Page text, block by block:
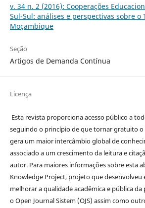
v. 34 n. 2 (2016): Cooperações
Sul-Sul: análises e perspectivas sobre o
Moçambique
Seção
Artigos de Demanda Contínua
Licença
Esta revista proporciona acesso público a
seguindo o princípio de que tornar gratuito o
gera um maior intercâmbio global de
associado a um crescimento da leitura e
autor. Para maiores informações sobre esta
Knowledge Project, projeto que desenvolveu
melhorar a qualidade acadêmica e pública
o Open Journal Sistem (OJS) assim como